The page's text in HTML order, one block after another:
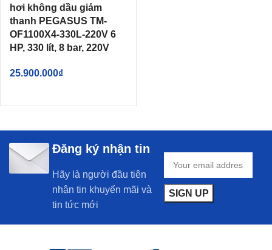
hơi không dầu giảm
thanh PEGASUS TM-
OF1100X4-330L-220V 6
HP, 330 lít, 8 bar, 220V
25.900.000₫
Đăng ký nhận tin
Hãy là người đầu tiên
nhận tin khuyến mãi và
tin tức mới